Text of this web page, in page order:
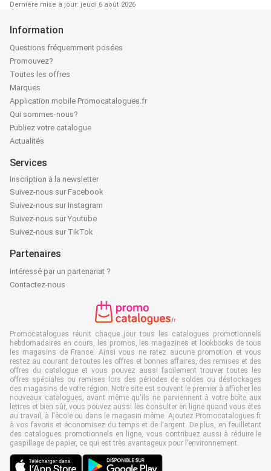
Dernière mise à jour: jeudi 6 août 2026
Information
Questions fréquemment posées
Promouvez?
Toutes les offres
Marques
Application mobile Promocatalogues.fr
Qui sommes-nous?
Publiez votre catalogue
Actualités
Services
Inscription à la newsletter
Suivez-nous sur Facebook
Suivez-nous sur Instagram
Suivez-nous sur Youtube
Suivez-nous sur TikTok
Partenaires
Intéressé par un partenariat ?
Contactez-nous
Promocatalogues réunit chaque jour tous les catalogues promotionnels
hebdomadaires en cours, les promos, les magazines et lookbooks de tous
les magasins de France. Ainsi vous ne ratez aucune promotion et vous
restez au courant de toutes les offres et bonnes affaires, des remises et des
offres du catalogue et vous pouvez aussi facilement trouver toutes les
offres spéciales ou remises lors des périodes de soldes ou déstockages
des magasins de votre région. Notre site est souvent le premier à afficher les
nouveaux catalogues, avant même qu'ils ne parviennent à votre boîte aux
lettres et bien sûr, vous pouvez aussi les consulter en ligne quand vous êtes
au travail, à l'école ou dans le magasin même. Ajoutez Promocatalogues.fr
à vos favoris et économisez du temps et de l'argent. De plus, en feuilletant
des catalogues promotionnels en ligne, vous contribuez aussi à réduire le
gaspillage de papier, ce qui est très avantageux pour l’environnement.